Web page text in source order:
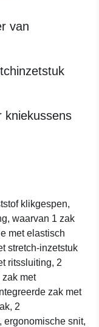
van
kniekussens
klikgespen,
waarvan 1 zak
met elastisch
stretch-inzetstuk
ritssluiting, 2
met
zak met
2
ergonomische snit,